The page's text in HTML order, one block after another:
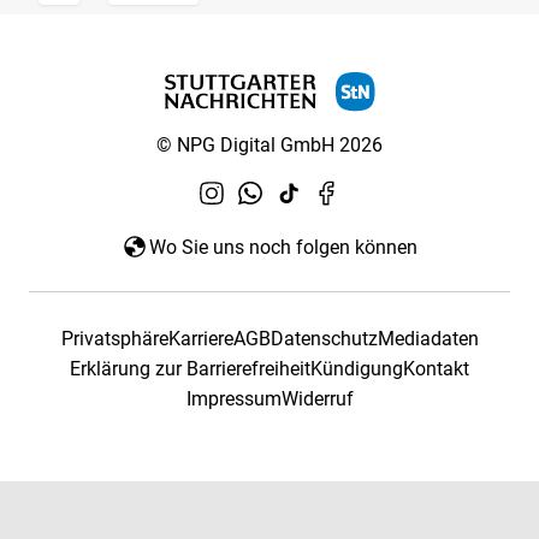
© NPG Digital GmbH 2026
Wo Sie uns noch folgen können
PrivatsphäreKarriereAGBDatenschutzMediadaten
Erklärung zur BarrierefreiheitKündigungKontakt
ImpressumWiderruf